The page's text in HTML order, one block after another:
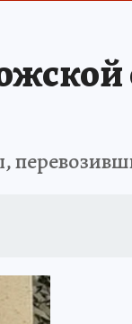
ПОТРЕБИТЕЛЯ